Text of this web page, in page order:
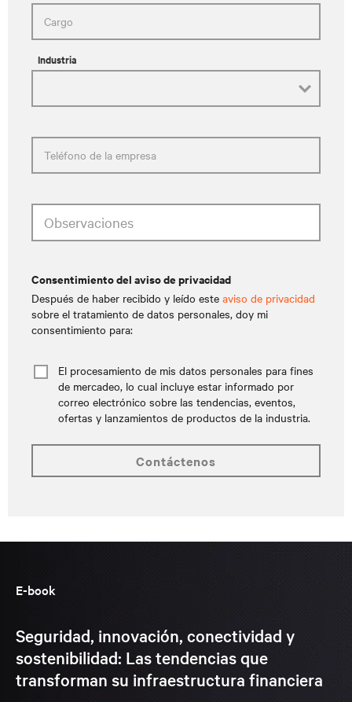
Cargo
Industria
Teléfono de la empresa
Observaciones
consentimiento del aviso de privacidad
Después de haber recibido y leído este aviso de privacidad
sobre el tratamiento de datos personales, doy mi
consentimiento para:
El procesamiento de mis datos personales para fines
de mercadeo, lo cual incluye estar informado por
correo electrónico sobre las tendencias, eventos,
ofertas y lanzamientos de productos de la industria.
contáctenos
E-book
Seguridad, innovación, conectividad y
sostenibilidad: Las tendencias que
transforman su infraestructura financiera